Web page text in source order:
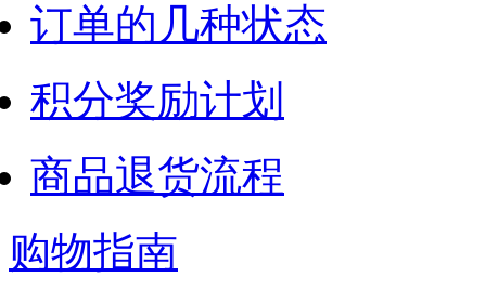
订单的几种状态
积分奖励计划
商品退货流程
购物指南